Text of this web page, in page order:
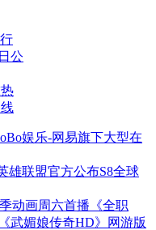
公
娱乐-网易旗下大型在
雄联盟官方公布S8全球
动画周六首播《全职
《武媚娘传奇HD》网游版